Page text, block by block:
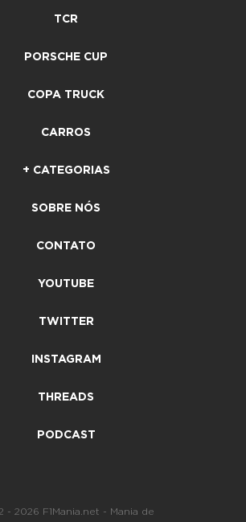
TCR
PORSCHE CUP
COPA TRUCK
CARROS
+ CATEGORIAS
SOBRE NÓS
CONTATO
YOUTUBE
TWITTER
INSTAGRAM
THREADS
PODCAST
- 2026 F1Mania.net - Mania de